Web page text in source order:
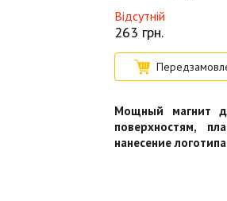
Відсутній
263 грн.
Мощный магнит
поверхностям,
нанесение